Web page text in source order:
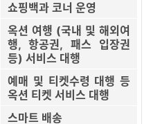
쇼핑백과 코너 운영
옥션 여행 (국내 및 해외여
행, 항공권, 패스 입장권
등) 서비스 대행
예매 및 티켓수령 대행 등
옥션 티켓 서비스 대행
스마트 배송